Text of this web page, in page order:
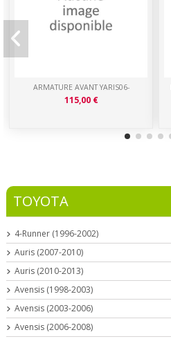
ARMATURE AVANT YARIS06-
115,00 €
TOYOTA
4-Runner (1996-2002)
Auris (2007-2010)
Auris (2010-2013)
Avensis (1998-2003)
Avensis (2003-2006)
Avensis (2006-2008)